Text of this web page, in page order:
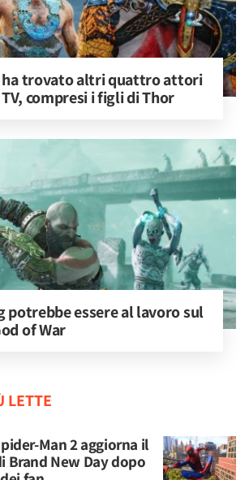
ha trovato altri quattro attori
compresi i figli di Thor
potrebbe essere al lavoro sul
of War
LETTE
Man 2 aggiorna il
Brand New Day dopo